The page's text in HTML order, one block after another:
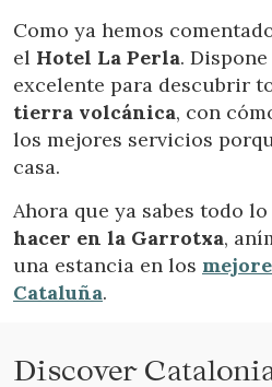
Como ya hemos
el Hotel La Perla.
excelente para descubrir
tierra volcánica, con
los mejores servicios
casa.
Ahora que ya sabes todo lo
hacer en la Garrotxa,
una estancia en los
Cataluña.
Discover